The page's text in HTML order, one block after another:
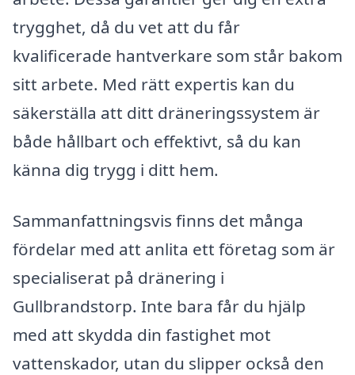
trygghet, då du vet att du får
kvalificerade hantverkare som står bakom
sitt arbete. Med rätt expertis kan du
säkerställa att ditt dräneringssystem är
både hållbart och effektivt, så du kan
känna dig trygg i ditt hem.
Sammanfattningsvis finns det många
fördelar med att anlita ett företag som är
specialiserat på dränering i
Gullbrandstorp. Inte bara får du hjälp
med att skydda din fastighet mot
vattenskador, utan du slipper också den